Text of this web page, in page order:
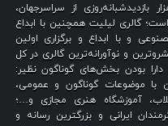
از سراسرجهان،
است؛ گالری لیلیت همچنین با ابداع
و با ابداع و برگزاری اولین
و نوآورانه‌ترین گالری در کل
بودن بخش‌های گوناگون نظیر:
با موضوعات گوناگون و عمومی،
آموزشگاه هنری مجازی و…؛
ایرانی و بزرگترین رسانه و